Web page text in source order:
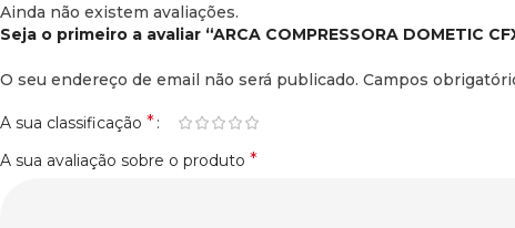
Ainda não existem avaliações.
Seja o primeiro a avaliar “ARCA COMPRESSORA DOMETIC
O seu endereço de email não será publicado. Campos
A sua classificação *
A sua avaliação sobre o produto *